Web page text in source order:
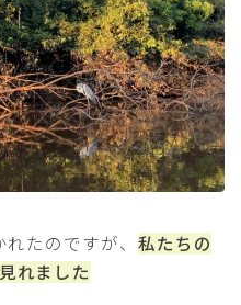
たのですが、 私たちの
れました